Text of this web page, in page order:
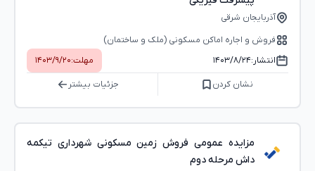
آذربایجان شرقی
فروش و اجاره اماکن مسکونی (ملک و ساختمان)
انتشار:۱۴۰۳/۸/۲۴ مهلت:۱۴۰۳/۹/۲۰
نشان کردن جزئیات بیشتر
مزایده عمومی فروش زمین مسکونی شهرداری تیکمه
داش مرحله دوم